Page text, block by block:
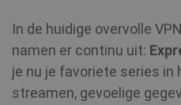
In de huidige overvolle
namen er continu uit:
je nu je favoriete series in
streamen, gevoelige